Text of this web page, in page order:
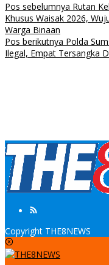
Pos sebelumnya Rutan
Khusus Waisak 2026,
Warga Binaan
Pos berikutnya Polda
Ilegal, Empat Tersangka
Copyright THE8NEWS